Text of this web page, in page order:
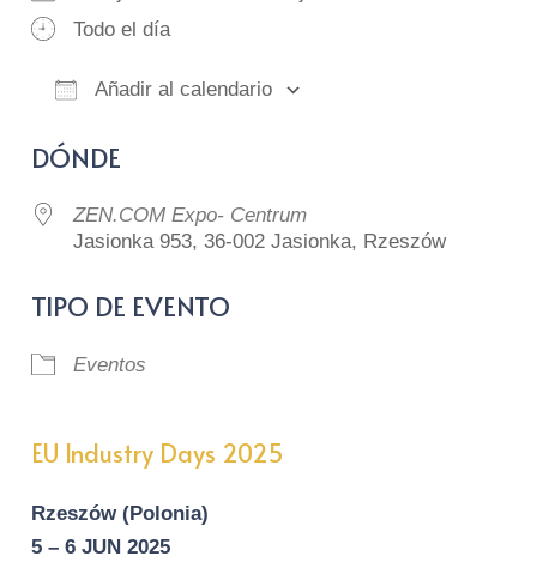
Todo el día
Añadir al calendario
DÓNDE
ZEN.COM Expo- Centrum
Jasionka 953, 36-002 Jasionka, Rzeszów
TIPO DE EVENTO
Eventos
EU Industry Days 2025
Rzeszów (Polonia)
5 – 6 JUN 2025